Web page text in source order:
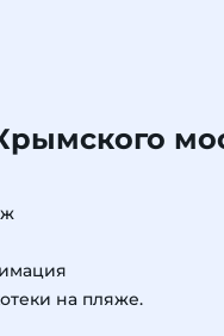
на пляже.